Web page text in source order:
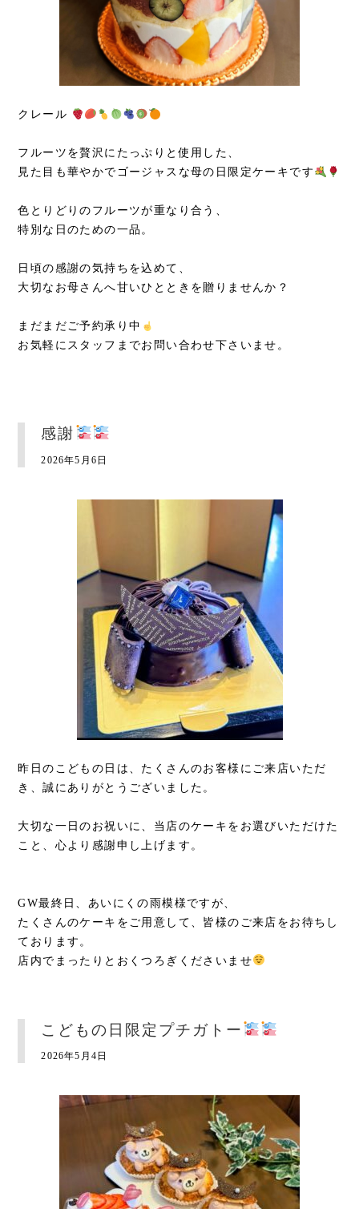
クレール
フルーツを贅沢にたっぷりと使用した、
見た目も華やかでゴージャスな母の日限定ケーキです
色とりどりのフルーツが重なり合う、
特別な日のための一品。
日頃の感謝の気持ちを込めて、
大切なお母さんへ甘いひとときを贈りませんか？
まだまだご予約承り中
お気軽にスタッフまでお問い合わせ下さいませ。
感謝
2026年5月6日
昨日のこどもの日は、たくさんのお客様にご来店いただ
き、誠にありがとうございました。
大切な一日のお祝いに、当店のケーキをお選びいただけた
こと、心より感謝申し上げます。
GW最終日、あいにくの雨模様ですが、
たくさんのケーキをご用意して、皆様のご来店をお待ちし
ております。
店内でまったりとおくつろぎくださいませ
こどもの日限定プチガトー
2026年5月4日